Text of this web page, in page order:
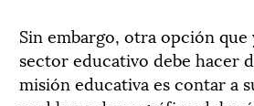
Sin embargo, otra opción
sector educativo debe hacer
misión educativa es contar a